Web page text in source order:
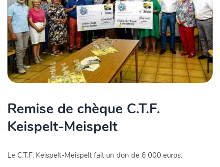
Remise de chèque C.T.F.
Keispelt-Meispelt
Le C.T.F. Keispelt-Meispelt fait un don de 6 000 euros.